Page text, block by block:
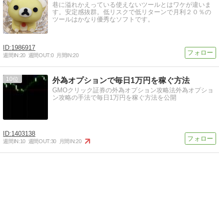
巷に溢れかえっている使えないツールとはワケが違いま
す。安定感抜群。低リスクで低リターンで月利２０％の
ツールはかなり優秀なソフトです。
1986917
週間IN:20 週間OUT:0 月間IN:20
10 外為オプションで毎日1万円を稼ぐ方法
GMOクリック証券の外為オプション攻略法外為オプショ
ン攻略の手法で毎日1万円を稼ぐ方法を公開
1403138
週間IN:10 週間OUT:30 月間IN:20